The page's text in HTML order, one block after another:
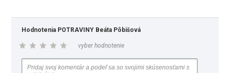
Hodnotenia POTRAVINY Beáta Pôbišová
vyber hodnotenie